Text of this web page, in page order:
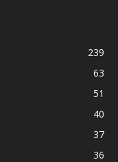
239
63
51
40
37
36